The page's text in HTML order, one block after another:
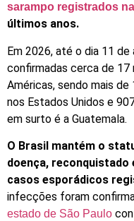
sarampo registrados
últimos anos.
Em 2026, até o dia 11 de
confirmadas cerca de 17
Américas, sendo mais
nos Estados Unidos e
em surto é a Guatemala.
O Brasil mantém o
doença, reconquistado
casos esporádicos
infecções foram
estado de São Paulo